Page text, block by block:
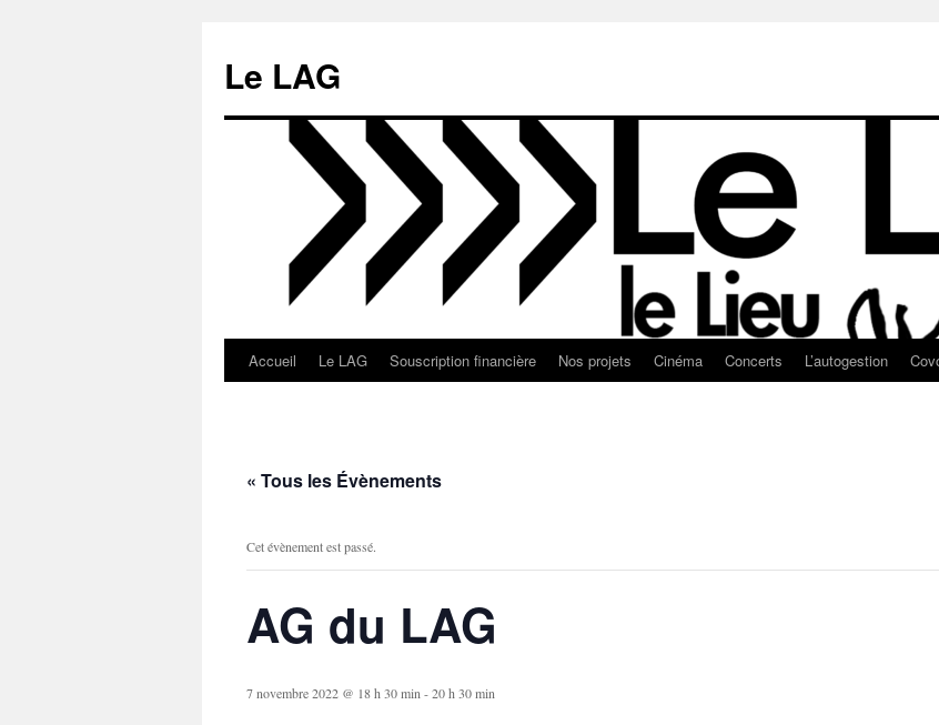
contenu
Le LAG
Accueil Le LAG Souscription financière Nos projets Cinéma Concerts L’autogestion
« Tous les Évènements
Cet évènement est passé.
AG du LAG
7 novembre 2022 @ 18 h 30 min -20 h 30 min